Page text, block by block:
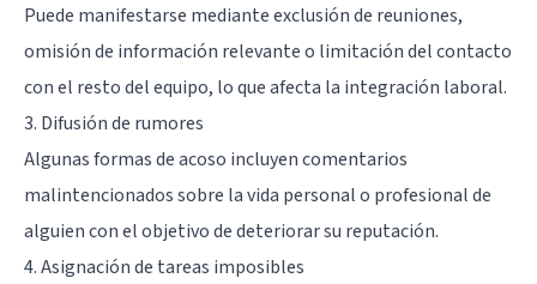
Puede manifestarse mediante exclusión de reuniones,
omisión de información relevante o limitación del contacto
con el resto del equipo, lo que afecta la integración laboral.
3. Difusión de rumores
Algunas formas de acoso incluyen comentarios
malintencionados sobre la vida personal o profesional de
alguien con el objetivo de deteriorar su reputación.
4. Asignación de tareas imposibles